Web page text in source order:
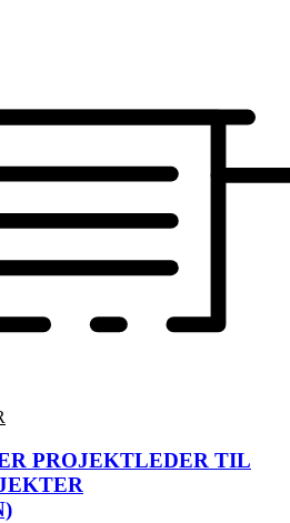
PROJEKTLEDER TIL